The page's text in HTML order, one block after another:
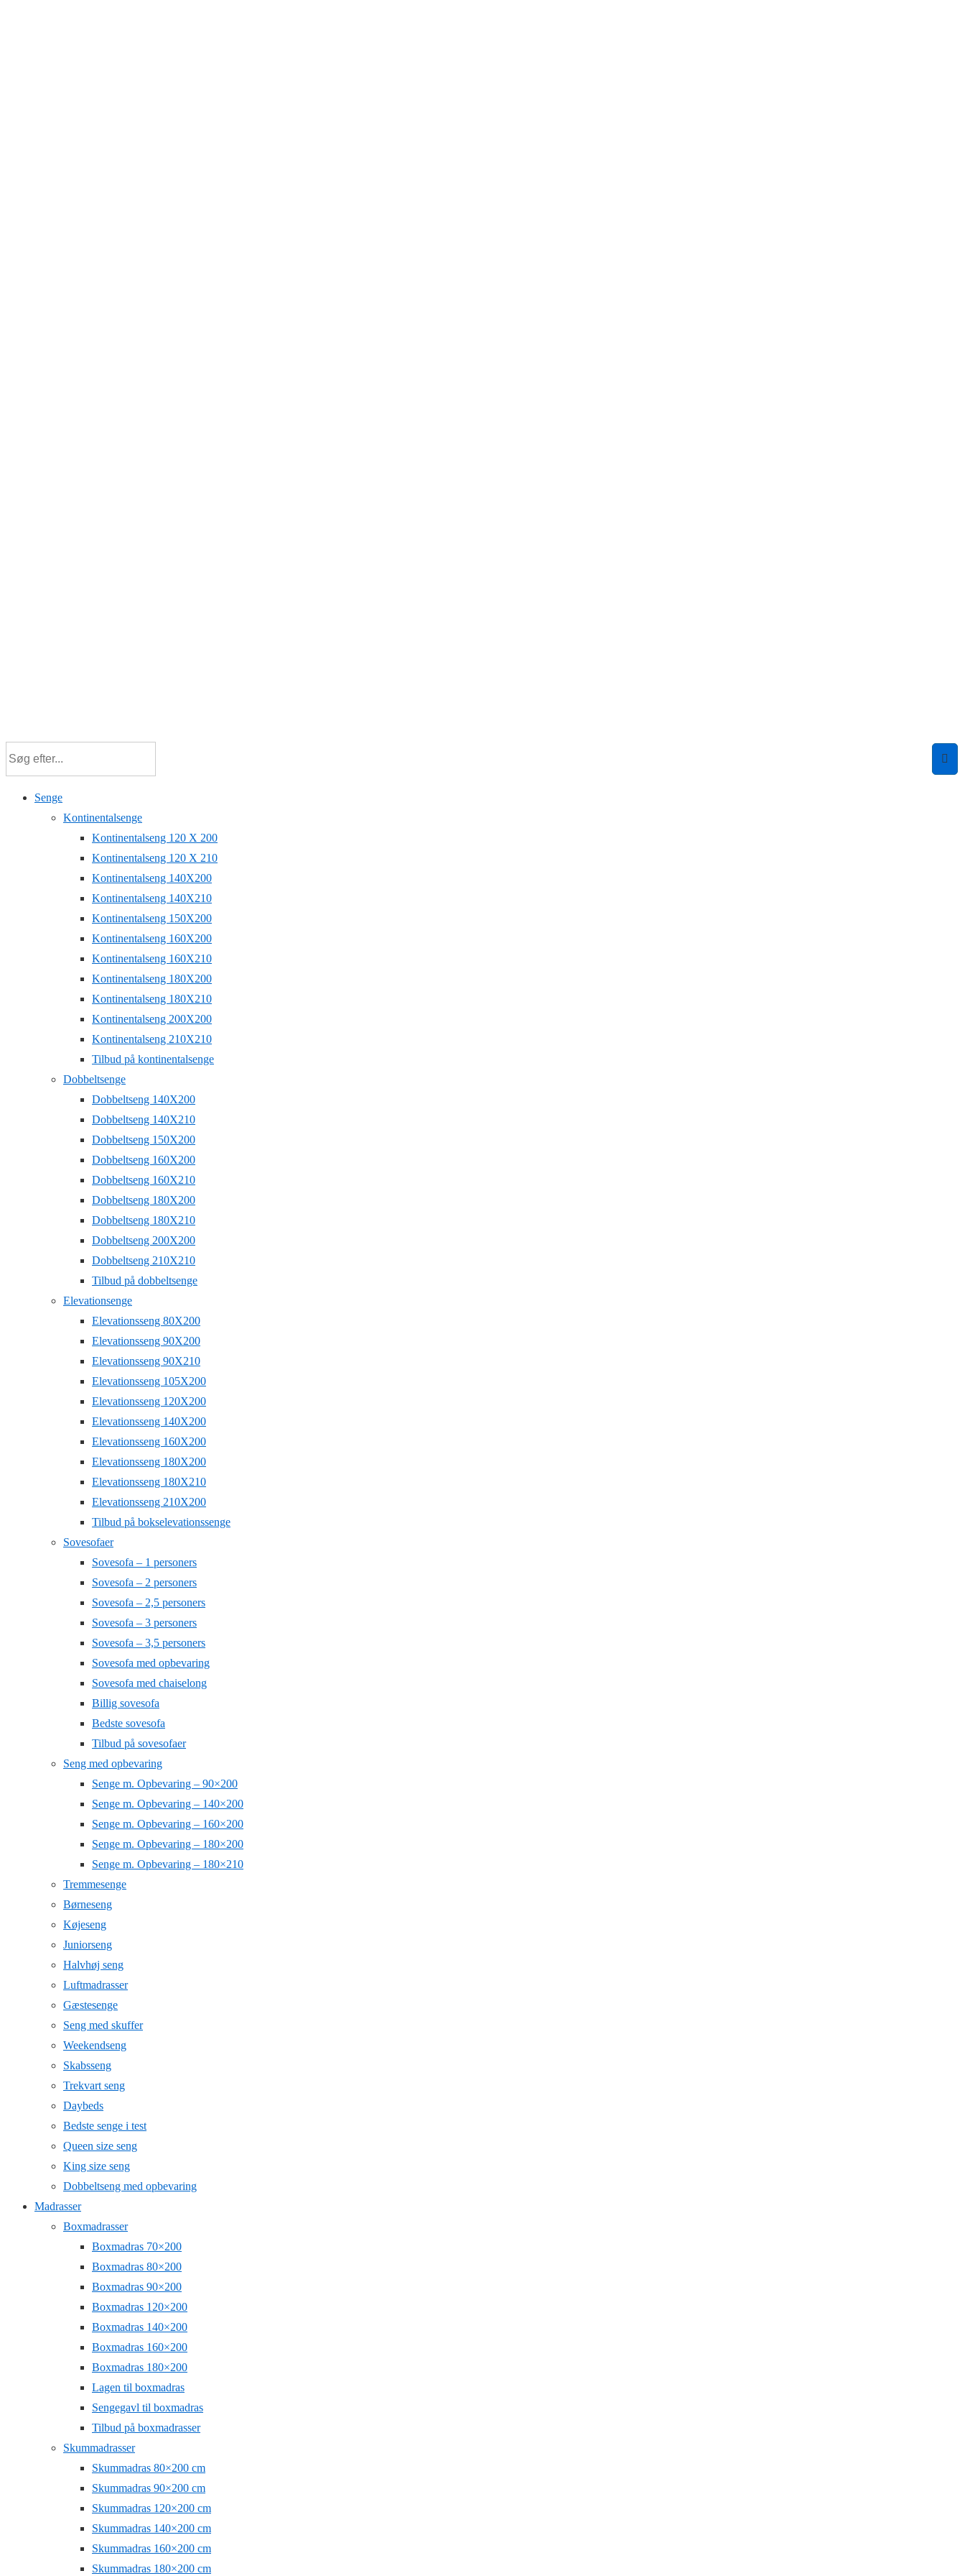
Senge
Kontinentalsenge
Kontinentalseng 120 X 200
Kontinentalseng 120 X 210
Kontinentalseng 140X200
Kontinentalseng 140X210
Kontinentalseng 150X200
Kontinentalseng 160X200
Kontinentalseng 160X210
Kontinentalseng 180X200
Kontinentalseng 180X210
Kontinentalseng 200X200
Kontinentalseng 210X210
Tilbud på kontinentalsenge
Dobbeltsenge
Dobbeltseng 140X200
Dobbeltseng 140X210
Dobbeltseng 150X200
Dobbeltseng 160X200
Dobbeltseng 160X210
Dobbeltseng 180X200
Dobbeltseng 180X210
Dobbeltseng 200X200
Dobbeltseng 210X210
Tilbud på dobbeltsenge
Elevationsenge
Elevationsseng 80X200
Elevationsseng 90X200
Elevationsseng 90X210
Elevationsseng 105X200
Elevationsseng 120X200
Elevationsseng 140X200
Elevationsseng 160X200
Elevationsseng 180X200
Elevationsseng 180X210
Elevationsseng 210X200
Tilbud på bokselevationssenge
Sovesofaer
Sovesofa – 1 personers
Sovesofa – 2 personers
Sovesofa – 2,5 personers
Sovesofa – 3 personers
Sovesofa – 3,5 personers
Sovesofa med opbevaring
Sovesofa med chaiselong
Billig sovesofa
Bedste sovesofa
Tilbud på sovesofaer
Seng med opbevaring
Senge m. Opbevaring – 90×200
Senge m. Opbevaring – 140×200
Senge m. Opbevaring – 160×200
Senge m. Opbevaring – 180×200
Senge m. Opbevaring – 180×210
Tremmesenge
Børneseng
Køjeseng
Juniorseng
Halvhøj seng
Luftmadrasser
Gæstesenge
Seng med skuffer
Weekendseng
Skabsseng
Trekvart seng
Daybeds
Bedste senge i test
Queen size seng
King size seng
Dobbeltseng med opbevaring
Madrasser
Boxmadrasser
Boxmadras 70×200
Boxmadras 80×200
Boxmadras 90×200
Boxmadras 120×200
Boxmadras 140×200
Boxmadras 160×200
Boxmadras 180×200
Lagen til boxmadras
Sengegavl til boxmadras
Tilbud på boxmadrasser
Skummadrasser
Skummadras 80×200 cm
Skummadras 90×200 cm
Skummadras 120×200 cm
Skummadras 140×200 cm
Skummadras 160×200 cm
Skummadras 180×200 cm